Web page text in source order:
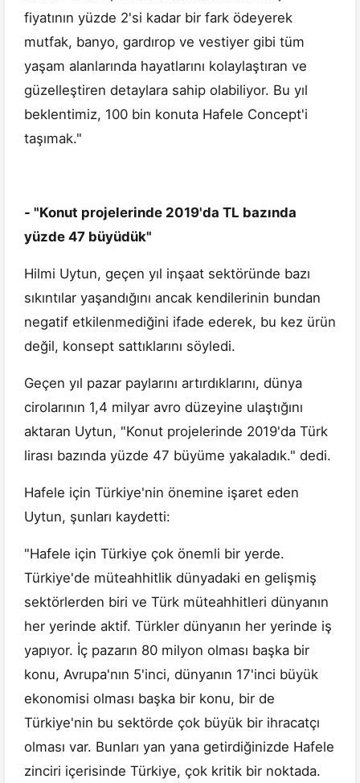
fiyatının yüzde 2'si kadar bir fark ödeyerek
mutfak, banyo, gardırop ve vestiyer gibi tüm
yaşam alanlarında hayatlarını kolaylaştıran ve
güzelleştiren detaylara sahip olabiliyor. Bu yıl
beklentimiz, 100 bin konuta Hafele Concept'i
taşımak."
- "Konut projelerinde 2019'da TL bazında
yüzde 47 büyüdük"
Hilmi Uytun, geçen yıl inşaat sektöründe bazı
sıkıntılar yaşandığını ancak kendilerinin bundan
negatif etkilenmediğini ifade ederek, bu kez ürün
değil, konsept sattıklarını söyledi.
Geçen yıl pazar paylarını artırdıklarını, dünya
cirolarının 1,4 milyar avro düzeyine ulaştığını
aktaran Uytun, "Konut projelerinde 2019'da Türk
lirası bazında yüzde 47 büyüme yakaladık." dedi.
Hafele için Türkiye'nin önemine işaret eden
Uytun, şunları kaydetti:
"Hafele için Türkiye çok önemli bir yerde.
Türkiye'de müteahhitlik dünyadaki en gelişmiş
sektörlerden biri ve Türk müteahhitleri dünyanın
her yerinde aktif. Türkler dünyanın her yerinde iş
yapıyor. İç pazarın 80 milyon olması başka bir
konu, Avrupa'nın 5'inci, dünyanın 17'inci büyük
ekonomisi olması başka bir konu, bir de
Türkiye'nin bu sektörde çok büyük bir ihracatçı
olması var. Bunları yan yana getirdiğinizde Hafele
zinciri içerisinde Türkiye, çok kritik bir noktada.